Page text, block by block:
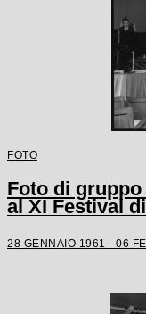
FOTO
Foto di
al XI Festival
28 GENNAIO 1961 - 06